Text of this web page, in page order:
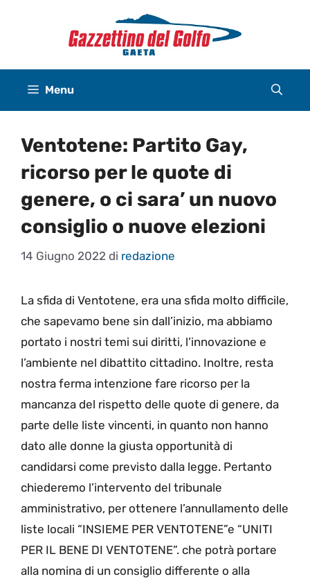
Menu
Ventotene: Partito Gay,
ricorso per le quote di
genere, o ci sara’ un nuovo
consiglio o nuove elezioni
14 Giugno 2022 di redazione
La sfida di Ventotene, era una sfida molto difficile,
che sapevamo bene sin dall’inizio, ma abbiamo
portato i nostri temi sui diritti, l’innovazione e
l’ambiente nel dibattito cittadino. Inoltre, resta
nostra ferma intenzione fare ricorso per la
mancanza del rispetto delle quote di genere, da
parte delle liste vincenti, in quanto non hanno
dato alle donne la giusta opportunità di
candidarsi come previsto dalla legge. Pertanto
chiederemo l’intervento del tribunale
amministrativo, per ottenere l’annullamento delle
liste locali “INSIEME PER VENTOTENE”e “UNITI
PER IL BENE DI VENTOTENE”. che potrà portare
alla nomina di un consiglio differente o alla